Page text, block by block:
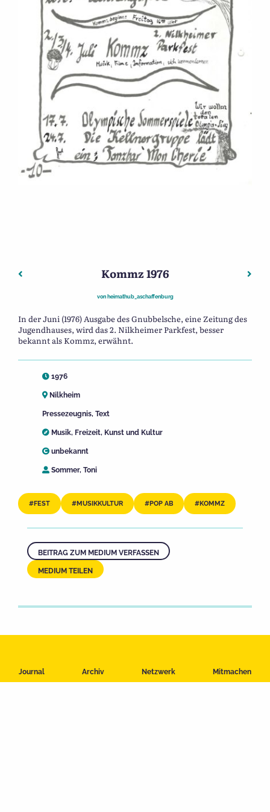
Journal Archiv Netzwerk Mitmachen
Beitragsnavigation
Vorheriger: Kommz 1976Kommz 1976
von heimathub_aschaffenburg
In der Juni (1976) Ausgabe des Gnubbelsche, eine Zeitung des
Jugendhauses, wird das 2. Nilkheimer Parkfest, besser
bekannt als Kommz, erwähnt.
1976
Nilkheim
Pressezeugnis, Text
Musik, Freizeit, Kunst und Kultur
unbekannt
Sommer, Toni
FEST MUSIKKULTUR POP AB KOMMZ
BEITRAG ZUM MEDIUM VERFASSEN
MEDIUM TEILEN
Impressum
Datenschutzerklärung